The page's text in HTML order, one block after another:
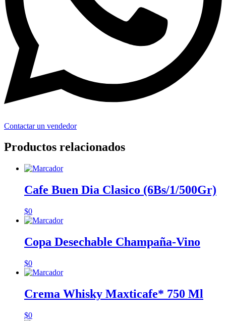
Contactar un vendedor
Productos relacionados
Cafe Buen Dia Clasico (6Bs/1/500Gr)
$0
Copa Desechable Champaña-Vino
$0
Crema Whisky Maxticafe* 750 Ml
$0